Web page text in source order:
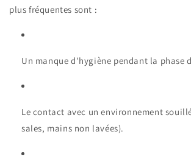
plus fréquentes sont :
Un manque d'hygiène pendant la phase
Le contact avec un environnement
sales, mains non lavées).